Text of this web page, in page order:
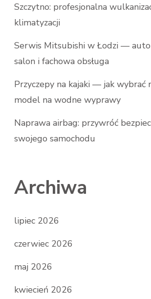
Szczytno: profesjonalna
klimatyzacji
Serwis Mitsubishi w Łodzi —
salon i fachowa obsługa
Przyczepy na kajaki — jak wybrać
model na wodne wyprawy
Naprawa airbag: przywróć
swojego samochodu
Archiwa
lipiec 2026
czerwiec 2026
maj 2026
kwiecień 2026